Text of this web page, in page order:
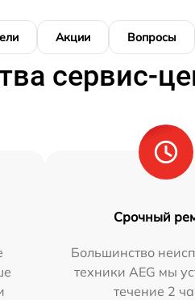
Акции Вопросы
сервис-
Срочный
Большинство
техники AEG мы
течение 2